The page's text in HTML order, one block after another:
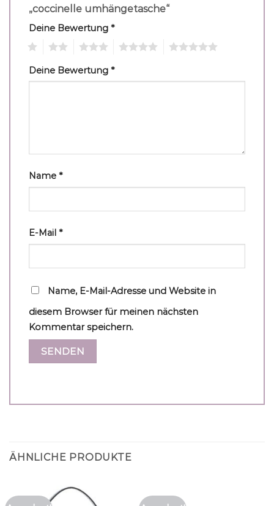
„coccinelle umhängetasche“
Deine Bewertung *
Deine Bewertung *
Name *
E-Mail *
Name, E-Mail-Adresse und Website in
diesem Browser für meinen nächsten
Kommentar speichern.
ÄHNLICHE PRODUKTE